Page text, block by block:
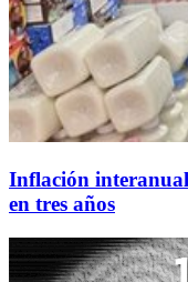
Inflación
en tres años